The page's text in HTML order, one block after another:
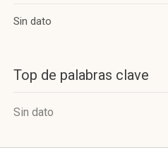
Sin dato
Top de palabras clave
Sin dato